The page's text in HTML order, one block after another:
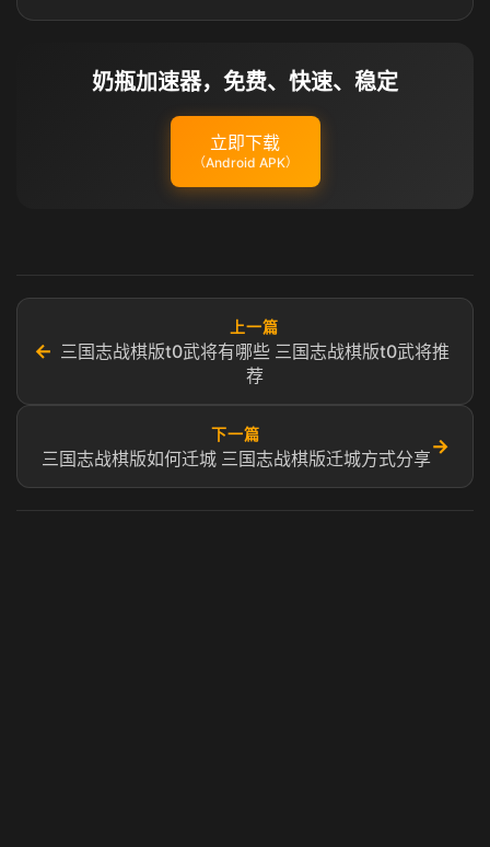
奶瓶加速器，免费、快速、稳定
立即下载
（Android APK）
←
上一篇
三国志战棋版t0武将有哪些 三国志战棋版t0武将推
荐
下一篇
三国志战棋版如何迁城 三国志战棋版迁城方式分享
→